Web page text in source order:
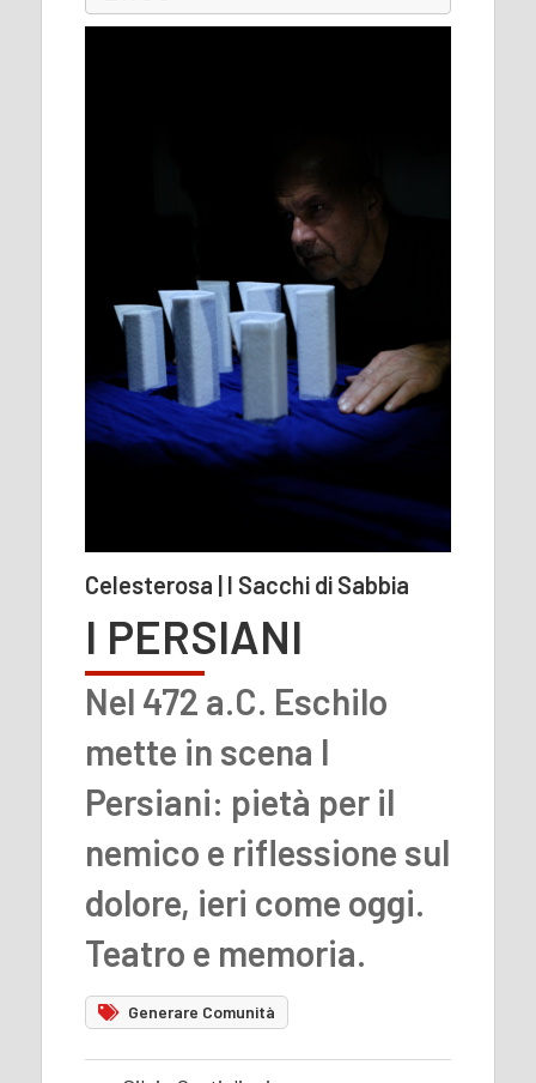
Celesterosa | I Sacchi di Sabbia
I PERSIANI
Nel 472 a.C. Eschilo
mette in scena I
Persiani: pietà per il
nemico e riflessione sul
dolore, ieri come oggi.
Teatro e memoria.
Generare Comunità